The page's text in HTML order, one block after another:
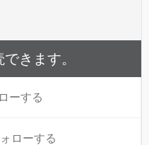
きます。
ーする
ローする